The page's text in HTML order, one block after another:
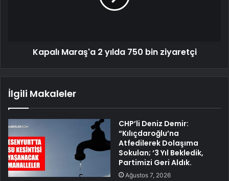
Kapalı Maraş'a 2 yılda 750 bin ziyaretçi
İlgili Makaleler
CHP’li Deniz Demir:
“Kılıçdaroğlu’na
Atfedilerek Dolaşıma
Sokulan; ‘3 Yıl Bekledik,
Partimizi Geri Aldık.
Ağustos 7, 2026